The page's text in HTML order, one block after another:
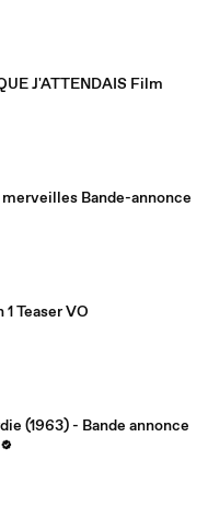
J'ATTENDAIS Film
Bande-annonce
Teaser VO
(1963) - Bande annonce